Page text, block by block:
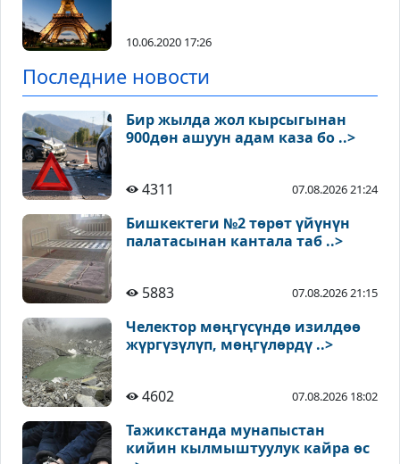
10.06.2020 17:26
Последние новости
Бир жылда жол кырсыгынан
900дөн ашуун адам каза бо ..>
4311 07.08.2026 21:24
Бишкектеги №2 төрөт үйүнүн
палатасынан кантала таб ..>
5883 07.08.2026 21:15
Челектор мөңгүсүндө изилдөө
жүргүзүлүп, мөңгүлөрдү ..>
4602 07.08.2026 18:02
Тажикстанда мунапыстан
кийин кылмыштуулук кайра өс